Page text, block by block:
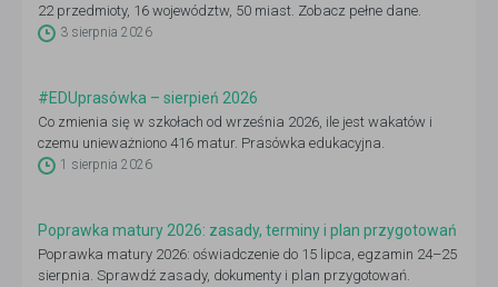
22 przedmioty, 16 województw, 50 miast. Zobacz pełne dane.
3 sierpnia 2026
#EDUprasówka – sierpień 2026
Co zmienia się w szkołach od września 2026, ile jest wakatów i
czemu unieważniono 416 matur. Prasówka edukacyjna.
1 sierpnia 2026
Poprawka matury 2026: zasady, terminy i plan przygotowań
Poprawka matury 2026: oświadczenie do 15 lipca, egzamin 24–25
sierpnia. Sprawdź zasady, dokumenty i plan przygotowań.